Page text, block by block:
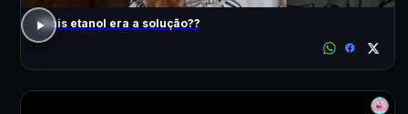
Mais etanol era a solução??